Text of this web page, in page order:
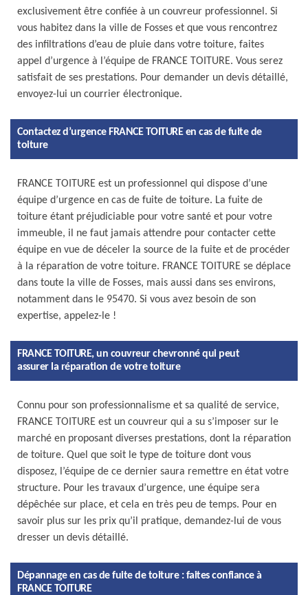
exclusivement être confiée à un couvreur professionnel. Si
vous habitez dans la ville de Fosses et que vous rencontrez
des infiltrations d’eau de pluie dans votre toiture, faites
appel d’urgence à l’équipe de FRANCE TOITURE. Vous serez
satisfait de ses prestations. Pour demander un devis détaillé,
envoyez-lui un courrier électronique.
Contactez d’urgence FRANCE TOITURE en cas de fuite de
toiture
FRANCE TOITURE est un professionnel qui dispose d’une
équipe d’urgence en cas de fuite de toiture. La fuite de
toiture étant préjudiciable pour votre santé et pour votre
immeuble, il ne faut jamais attendre pour contacter cette
équipe en vue de déceler la source de la fuite et de procéder
à la réparation de votre toiture. FRANCE TOITURE se déplace
dans toute la ville de Fosses, mais aussi dans ses environs,
notamment dans le 95470. Si vous avez besoin de son
expertise, appelez-le !
FRANCE TOITURE, un couvreur chevronné qui peut
assurer la réparation de votre toiture
Connu pour son professionnalisme et sa qualité de service,
FRANCE TOITURE est un couvreur qui a su s’imposer sur le
marché en proposant diverses prestations, dont la réparation
de toiture. Quel que soit le type de toiture dont vous
disposez, l’équipe de ce dernier saura remettre en état votre
structure. Pour les travaux d’urgence, une équipe sera
dépêchée sur place, et cela en très peu de temps. Pour en
savoir plus sur les prix qu’il pratique, demandez-lui de vous
dresser un devis détaillé.
Dépannage en cas de fuite de toiture : faites confiance à
FRANCE TOITURE